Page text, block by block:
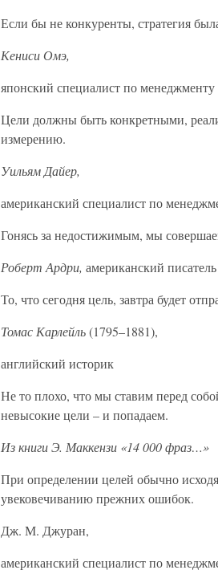
Если бы не конкуренты, стратегия
Кениси Омэ,
японский специалист по менеджменту
Цели должны быть конкретными,
измерению.
Уильям Дайер,
американский специалист по
Гонясь за недостижимым, мы
Роберт Ардри, американский писатель
То, что сегодня цель, завтра будет
Томас Карлейль(1795–1881),
английский историк
Не то плохо, что мы ставим перед
невысокие цели – и попадаем.
Из книги Э. Маккензи «14 000 фраз…»
При определении целей обычно
увековечиванию прежних ошибок.
Дж. М. Джуран,
американский специалист по